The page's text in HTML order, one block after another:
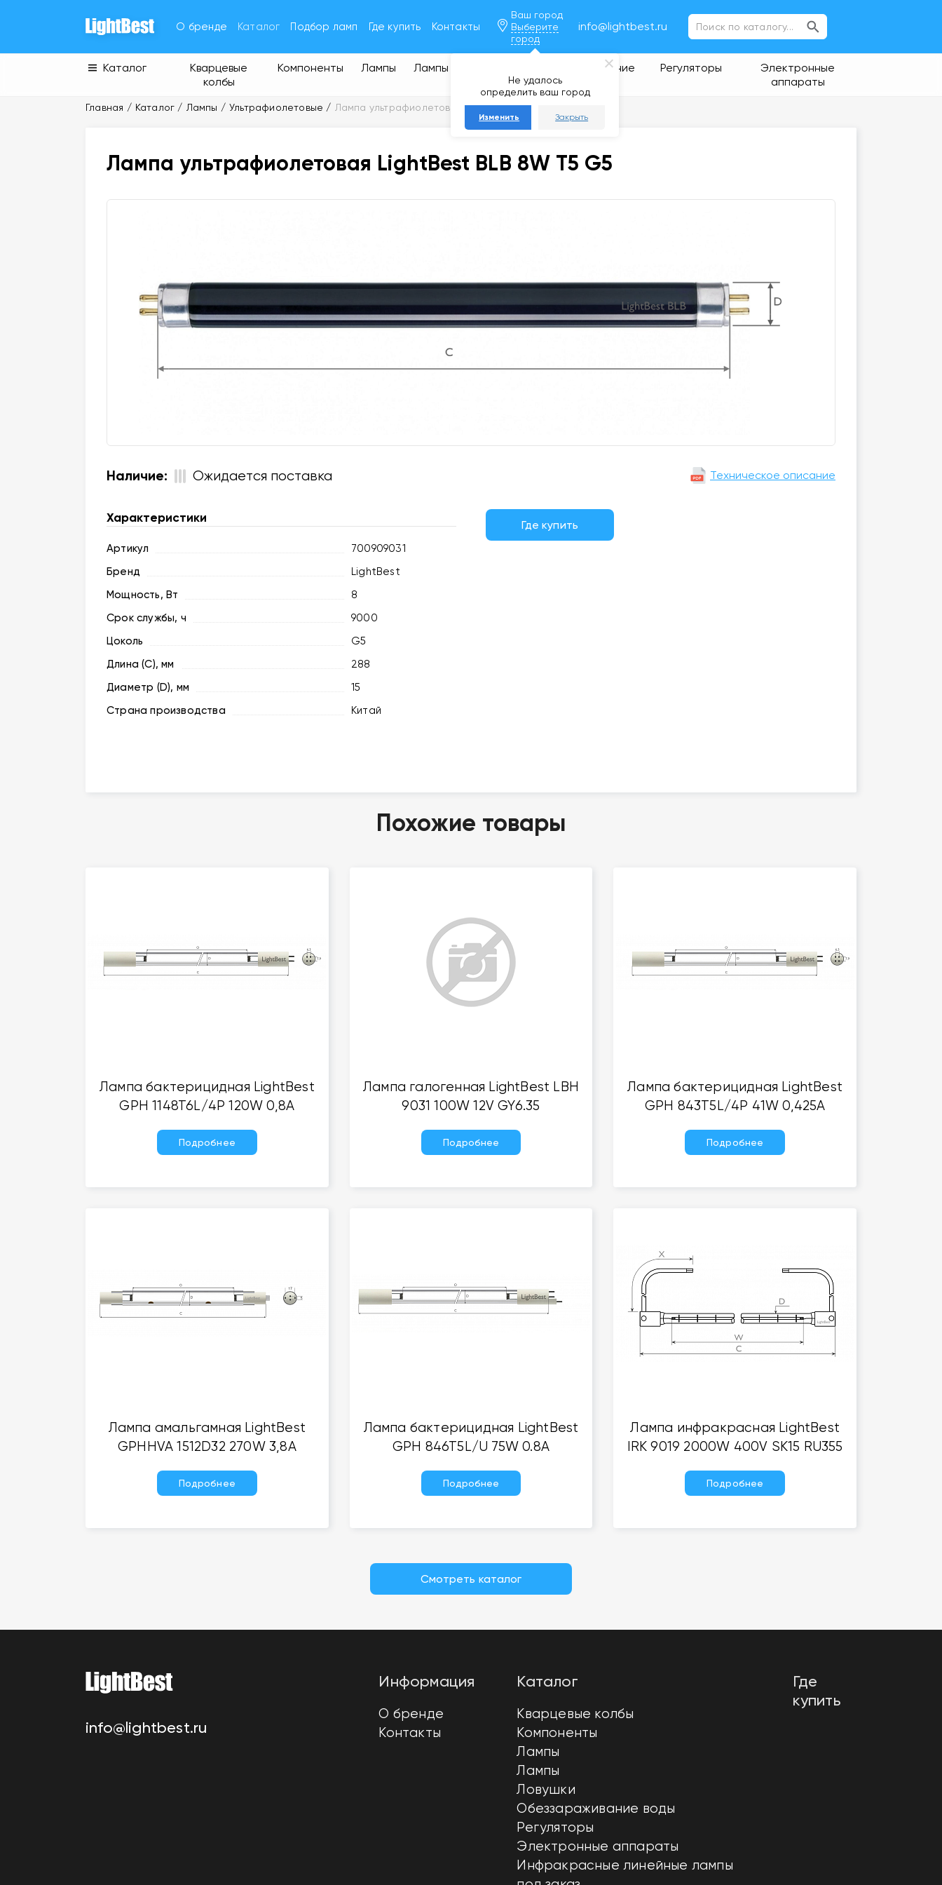
Не удалось
определить ваш город
Изменить Закрыть
О бренде Каталог Подбор ламп Где купить Контакты
Ваш город
Выберите
город
info@lightbest.ru
Каталог
Кварцевые
колбы
Компоненты Лампы Лампы
Обеззараживание
Регуляторы
Электронные
аппараты
Главная Каталог Лампы Ультрафиолетовые Лампа ультрафиолетовая LightBest BLB 8W T5 G5
Лампа ультрафиолетовая LightBest BLB 8W T5 G5
Наличие: Ожидается поставка Техническое описание
Характеристики
Артикул
700909031
Бренд
LightBest
Мощность, Вт
8
Срок службы, ч
9000
Цоколь
G5
Длина (C), мм
288
Диаметр (D), мм
15
Страна производства
Китай
Где купить
Похожие товары
Лампа бактерицидная LightBest
GPH 1148T6L/4P 120W 0,8A
Подробнее
Лампа галогенная LightBest LBH
9031 100W 12V GY6.35
Подробнее
Лампа бактерицидная LightBest
GPH 843T5L/4P 41W 0,425A
Подробнее
Лампа амальгамная LightBest
GPHHVA 1512D32 270W 3,8A
Подробнее
Лампа бактерицидная LightBest
GPH 846T5L/U 75W 0.8A
Подробнее
Лампа инфракрасная LightBest
IRK 9019 2000W 400V SK15 RU355
Подробнее
Смотреть каталог
info@lightbest.ru
Информация
О бренде
Контакты
Каталог
Кварцевые колбы
Компоненты
Лампы
Лампы
Ловушки
Обеззараживание воды
Регуляторы
Электронные аппараты
Инфракрасные линейные лампы
Где
купить